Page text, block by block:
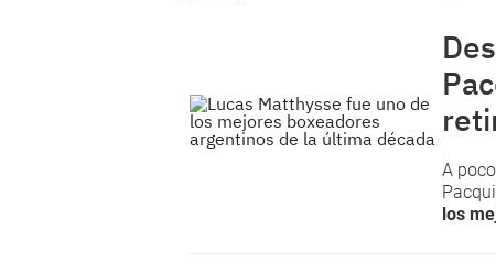
A
los